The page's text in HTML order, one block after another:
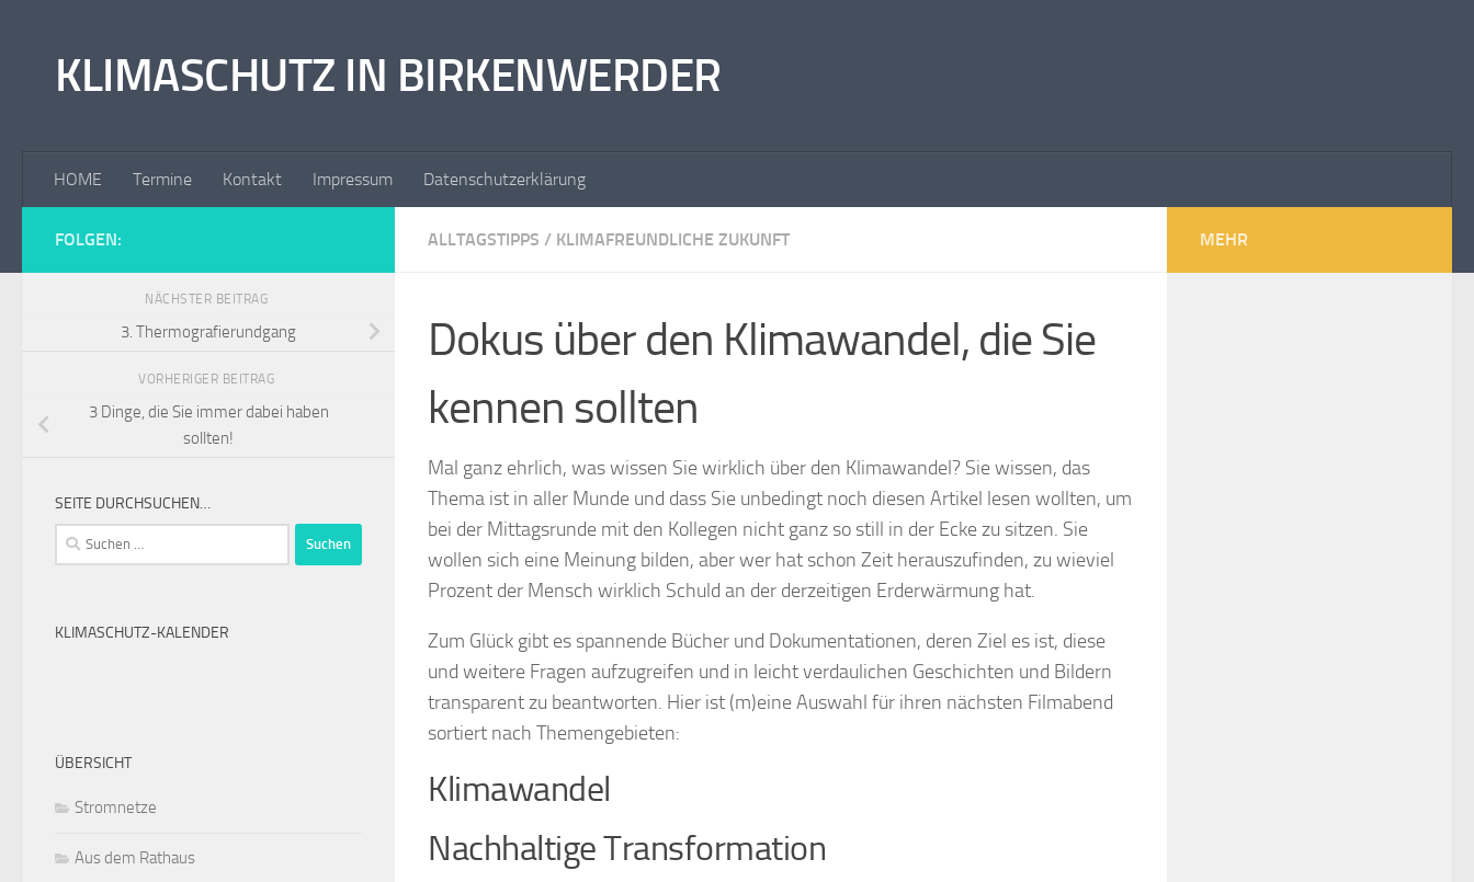
KLIMASCHUTZ IN BIRKENWERDER
HOME Termine Kontakt Impressum Datenschutzerklärung
ALLTAGSTIPPS / KLIMAFREUNDLICHE ZUKUNFT
Dokus über den Klimawandel, die Sie
kennen sollten
Mal ganz ehrlich, was wissen Sie wirklich über den Klimawandel? Sie wissen, das
Thema ist in aller Munde und dass Sie unbedingt noch diesen Artikel lesen wollten, um
bei der Mittagsrunde mit den Kollegen nicht ganz so still in der Ecke zu sitzen. Sie
wollen sich eine Meinung bilden, aber wer hat schon Zeit herauszufinden, zu wieviel
Prozent der Mensch wirklich Schuld an der derzeitigen Erderwärmung hat.
Zum Glück gibt es spannende Bücher und Dokumentationen, deren Ziel es ist, diese
und weitere Fragen aufzugreifen und in leicht verdaulichen Geschichten und Bildern
transparent zu beantworten. Hier ist (m)eine Auswahl für ihren nächsten Filmabend
sortiert nach Themengebieten:
Klimawandel
Nachhaltige Transformation
FOLGEN:
NÄCHSTER BEITRAG
3. Thermografierundgang
VORHERIGER BEITRAG
3 Dinge, die Sie immer dabei haben
sollten!
SEITE DURCHSUCHEN…
Suchen
nach:
KLIMASCHUTZ-KALENDER
ÜBERSICHT
Stromnetze
Aus dem Rathaus
MEHR